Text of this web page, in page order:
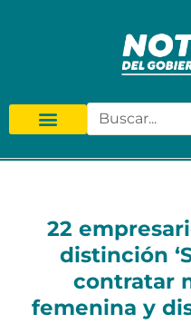
22
distinción
contratar
femenina y